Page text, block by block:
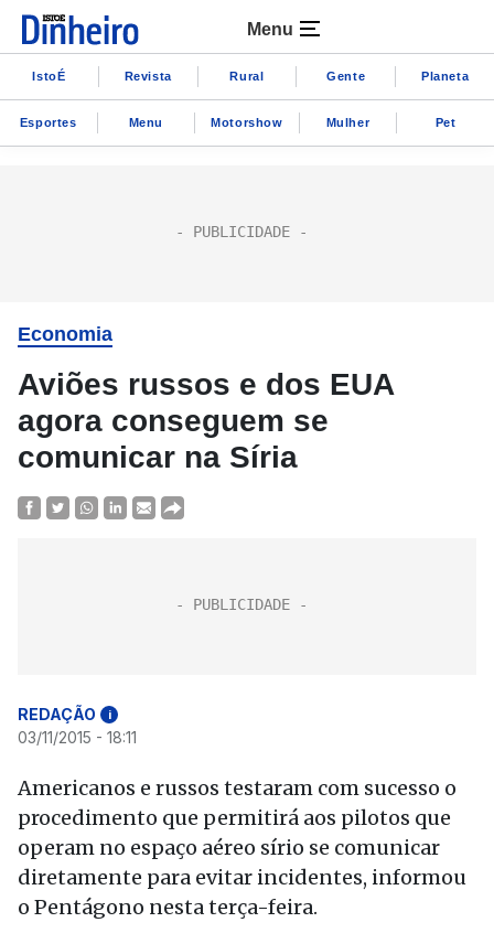
Menu
IstoÉ Revista Rural Gente Planeta
Esportes Menu Motorshow Mulher Pet
Economia
Aviões russos e dos EUA
agora conseguem se
comunicar na Síria
REDAÇÃO i
03/11/2015 - 18:11
Americanos e russos testaram com sucesso o
procedimento que permitirá aos pilotos que
operam no espaço aéreo sírio se comunicar
diretamente para evitar incidentes, informou
o Pentágono nesta terça-feira.